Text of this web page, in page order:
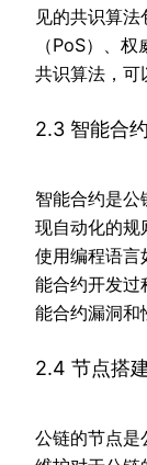
见的共识算
（PoS）、
共识算法，可
2.3 智能合
智能合约是
现自动化的规
使用编程语
能合约开发过
能合约漏洞和
2.4 节点搭
公链的节点是